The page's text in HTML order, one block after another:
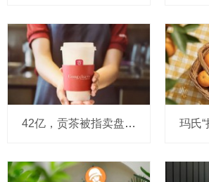
42亿，贡茶被指卖盘在即：有“新茶饮祖师爷”之称，贝恩资本拟接手